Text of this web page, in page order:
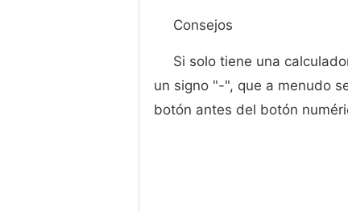
Consejos
Si solo tiene una
un signo "-", que a menudo
botón antes del botón